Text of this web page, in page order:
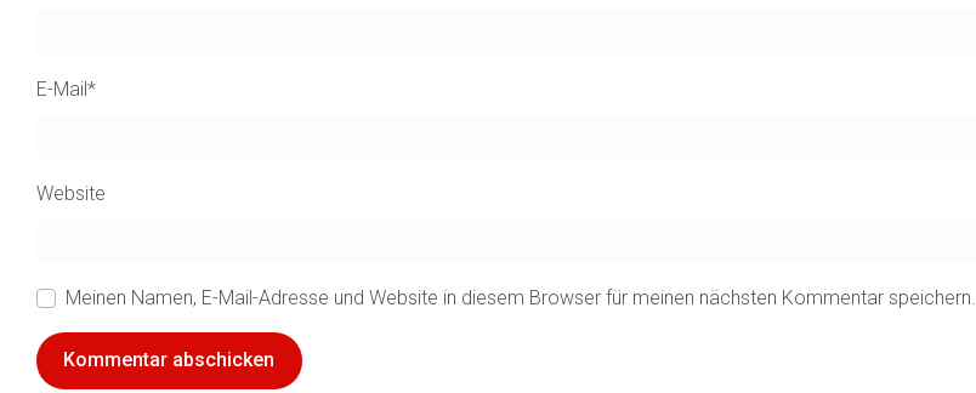
E-Mail*
Website
Meinen Namen, E-Mail-Adresse und Website in diesem Browser für meinen nächsten Kommentar speichern.